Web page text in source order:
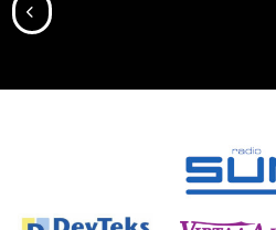
SIIRRY EDELLISEEN